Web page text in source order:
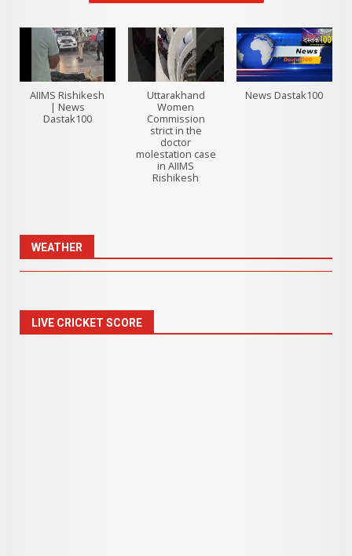
AIIMS Rishikesh
| News
Dastak100
Uttarakhand
Women
Commission
strict in the
doctor
molestation case
in AIIMS
Rishikesh
News Dastak100
WEATHER
LIVE CRICKET SCORE